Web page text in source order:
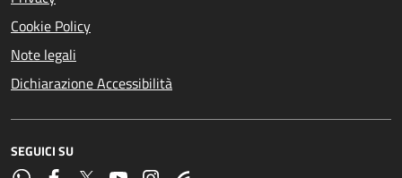
Cookie Policy
Note legali
Dichiarazione Accessibilità
SEGUICI SU